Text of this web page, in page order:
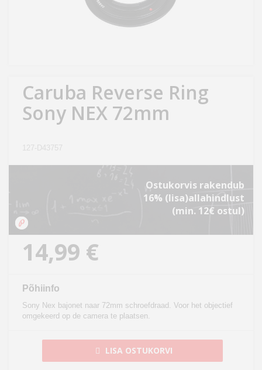
Caruba Reverse Ring
Sony NEX 72mm
127-D43757
Ostukorvis rakendub
16% (lisa)allahindlust
(min. 12€ ostul)
14,99 €
Põhiinfo
Sony Nex bajonet naar 72mm schroefdraad. Voor het objectief
omgekeerd op de camera te plaatsen.
LISA OSTUKORVI
aed
&
hobi
Mänguasjad
Auto